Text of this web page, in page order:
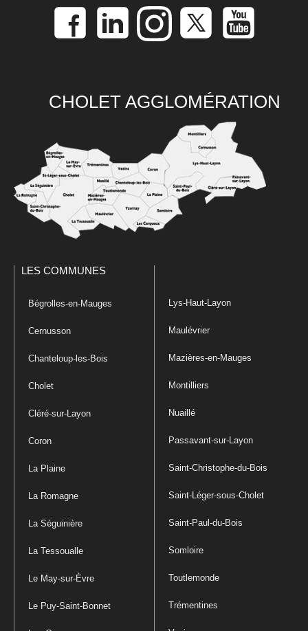
CHOLET AGGLOMÉRATION
LES COMMUNES
Bégrolles-en-Mauges
Cernusson
Chanteloup-les-Bois
Cholet
Cléré-sur-Layon
Coron
La Plaine
La Romagne
La Séguinière
La Tessoualle
Le May-sur-Èvre
Le Puy-Saint-Bonnet
Lys-Haut-Layon
Maulévrier
Mazières-en-Mauges
Montilliers
Nuaillé
Passavant-sur-Layon
Saint-Christophe-du-Bois
Saint-Léger-sous-Cholet
Saint-Paul-du-Bois
Somloire
Toutlemonde
Trémentines